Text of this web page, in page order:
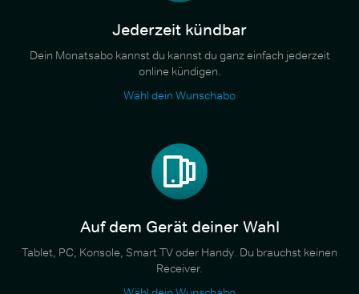
Jederzeit kündbar
Dein Monatsabo kannst du kannst du ganz einfach jederzeit
online kündigen.
Wähl dein Wunschabo
Auf dem Gerät deiner Wahl
Tablet, PC, Konsole, Smart TV oder Handy. Du brauchst keinen
Receiver.